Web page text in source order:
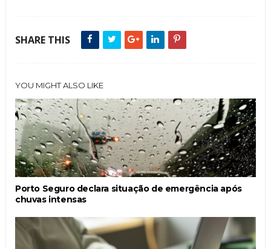
SHARE THIS
YOU MIGHT ALSO LIKE
Porto Seguro declara situação de emergência após
chuvas intensas